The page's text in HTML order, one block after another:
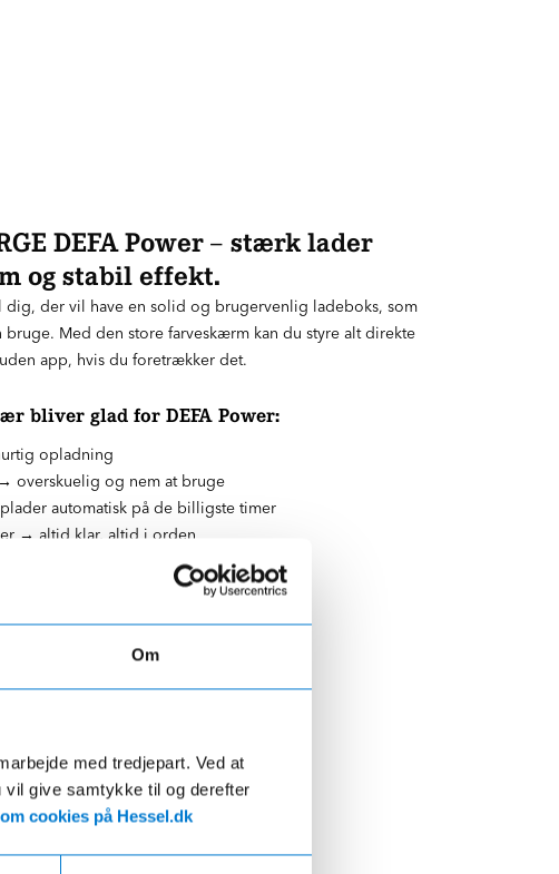
Om
med tredjepart. Ved at
give samtykke til og derefter
cookies på Hessel.dk
DEFA Power – stærk lader
og stabil effekt.
dig, der vil have en solid og brugervenlig ladeboks, som
bruge. Med den store farveskærm kan du styre alt direkte
app, hvis du foretrækker det.
bliver glad for DEFA Power:
opladning
overskuelig og nem at bruge
automatisk på de billigste timer
→ altid klar, altid i orden
→ tåler regn, frost og hårdt vejr